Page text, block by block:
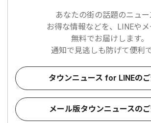
あなたの街の話題のニュー
お得な情報などを、LINEや
無料でお届けします。
通知で見逃しも防げて便利
タウンニュース for LINEの
メール版タウンニュースの